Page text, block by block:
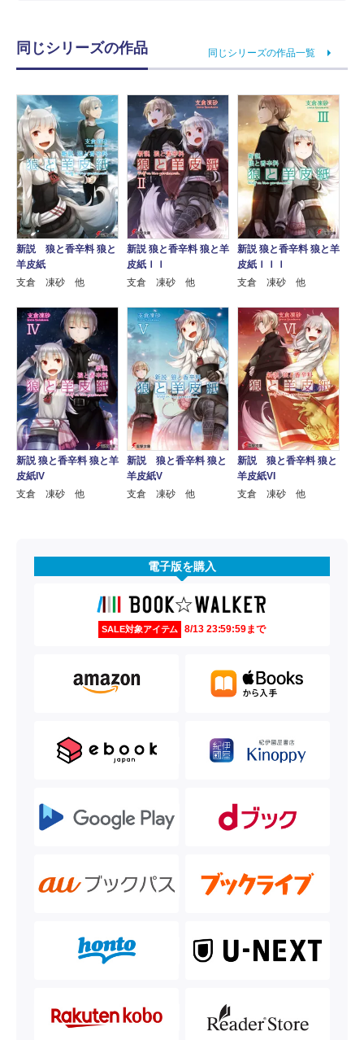
同じシリーズの作品 同じシリーズの作品一覧
新説 狼と香辛料 狼と
羊皮紙
支倉 凍砂 他
新説 狼と香辛料 狼と羊
皮紙ＩＩ
支倉 凍砂 他
新説 狼と香辛料 狼と羊
皮紙ＩＩＩ
支倉 凍砂 他
新説 狼と香辛料 狼と羊
皮紙IV
支倉 凍砂 他
新説 狼と香辛料 狼と
羊皮紙V
支倉 凍砂 他
新説 狼と香辛料 狼と
羊皮紙VI
支倉 凍砂 他
電子版を購入
SALE対象アイテム 8/13 23:59:59まで